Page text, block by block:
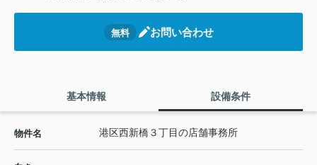
無料 お問い合わせ
基本情報 設備条件
物件名 港区西新橋３丁目の店舗事務所